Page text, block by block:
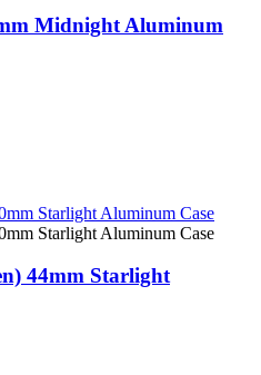
Midnight Aluminum
44mm Starlight